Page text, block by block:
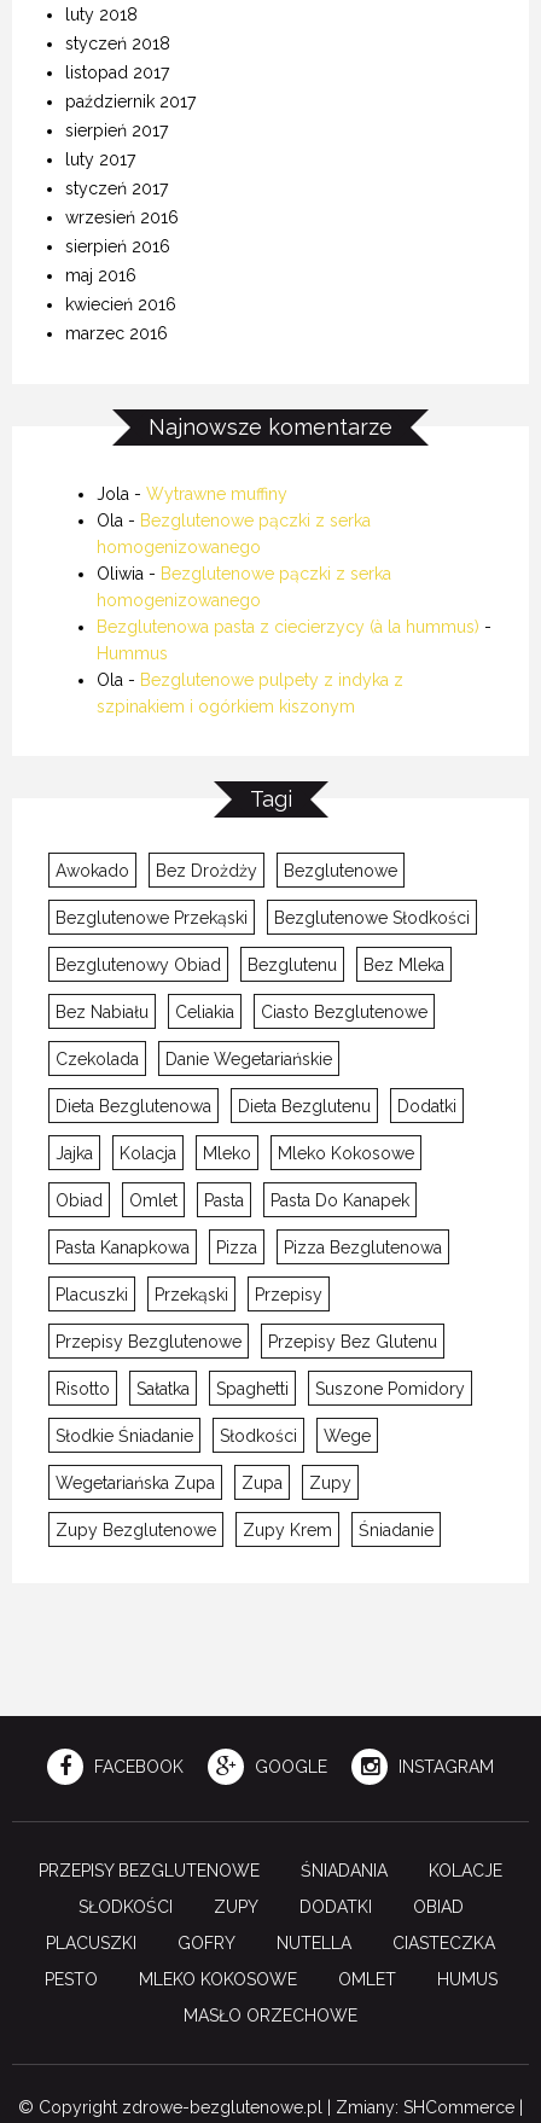
luty 2018
styczeń 2018
listopad 2017
październik 2017
sierpień 2017
luty 2017
styczeń 2017
wrzesień 2016
sierpień 2016
maj 2016
kwiecień 2016
marzec 2016
Najnowsze komentarze
Jola - Wytrawne muffiny
Ola - Bezglutenowe pączki z serka
homogenizowanego
Oliwia - Bezglutenowe pączki z serka
homogenizowanego
Bezglutenowa pasta z ciecierzycy (à la hummus) -
Hummus
Ola - Bezglutenowe pulpety z indyka z
szpinakiem i ogórkiem kiszonym
Tagi
Awokado Bez Drożdży Bezglutenowe
Bezglutenowe Przekąski Bezglutenowe Słodkości
Bezglutenowy Obiad Bezglutenu Bez Mleka
Bez Nabiału Celiakia Ciasto Bezglutenowe
Czekolada Danie Wegetariańskie
Dieta Bezglutenowa Dieta Bezglutenu Dodatki
Jajka Kolacja Mleko Mleko Kokosowe
Obiad Omlet Pasta Pasta Do Kanapek
Pasta Kanapkowa Pizza Pizza Bezglutenowa
Placuszki Przekąski Przepisy
Przepisy Bezglutenowe Przepisy Bez Glutenu
Risotto Sałatka Spaghetti Suszone Pomidory
Słodkie Śniadanie Słodkości Wege
Wegetariańska Zupa Zupa Zupy
Zupy Bezglutenowe Zupy Krem Śniadanie
FACEBOOK GOOGLE INSTAGRAM
PRZEPISY BEZGLUTENOWE ŚNIADANIA
KOLACJE
SŁODKOŚCI
ZUPY DODATKI
OBIAD
PLACUSZKI
GOFRY NUTELLA
CIASTECZKA
PESTO
MLEKO KOKOSOWE OMLET
HUMUS
MASŁO ORZECHOWE
© Copyright zdrowe-bezglutenowe.pl | Zmiany: SHCommerce |